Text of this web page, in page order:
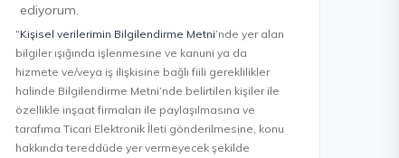
ediyorum.
“Kişisel verilerimin Bilgilendirme Metni’nde yer alan
bilgiler ışığında işlenmesine ve kanuni ya da
hizmete ve/veya iş ilişkisine bağlı fiili gereklilikler
halinde Bilgilendirme Metni’nde belirtilen kişiler ile
özellikle inşaat firmaları ile paylaşılmasına ve
tarafıma Ticari Elektronik İleti gönderilmesine, konu
hakkında tereddüde yer vermeyecek şekilde